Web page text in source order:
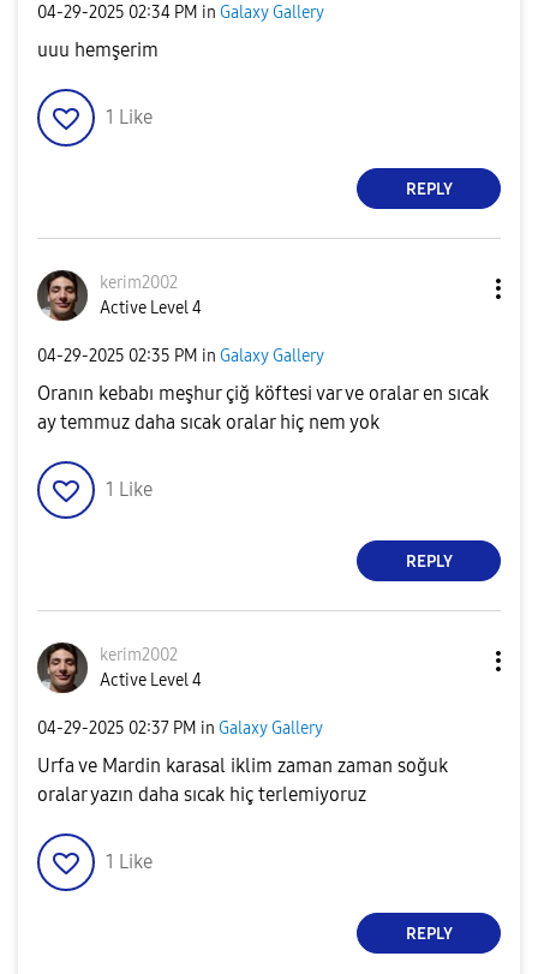
‎04-29-2025 02:34 PM in Galaxy Gallery
uuu hemşerim
1 Like
REPLY
kerim2002
Active Level 4
‎04-29-2025 02:35 PM in Galaxy Gallery
Oranın kebabı meşhur çiğ köftesi var ve oralar en sıcak
ay temmuz daha sıcak oralar hiç nem yok
1 Like
REPLY
kerim2002
Active Level 4
‎04-29-2025 02:37 PM in Galaxy Gallery
Urfa ve Mardin karasal iklim zaman zaman soğuk
oralar yazın daha sıcak hiç terlemiyoruz
1 Like
REPLY